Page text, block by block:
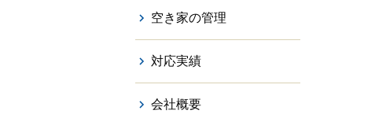
空き家の管理
対応実績
会社概要